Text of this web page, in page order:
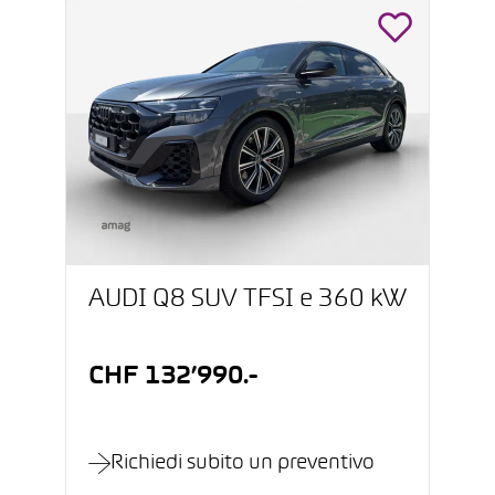
AUDI Q8 SUV TFSI e 360 kW
CHF 132’990.-
Richiedi subito un preventivo